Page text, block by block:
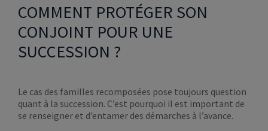
COMMENT PROTÉGER SON
CONJOINT POUR UNE
SUCCESSION ?
Le cas des familles recomposées pose toujours question
quant à la succession. C’est pourquoi il est important de
se renseigner et d’entamer des démarches à l’avance.